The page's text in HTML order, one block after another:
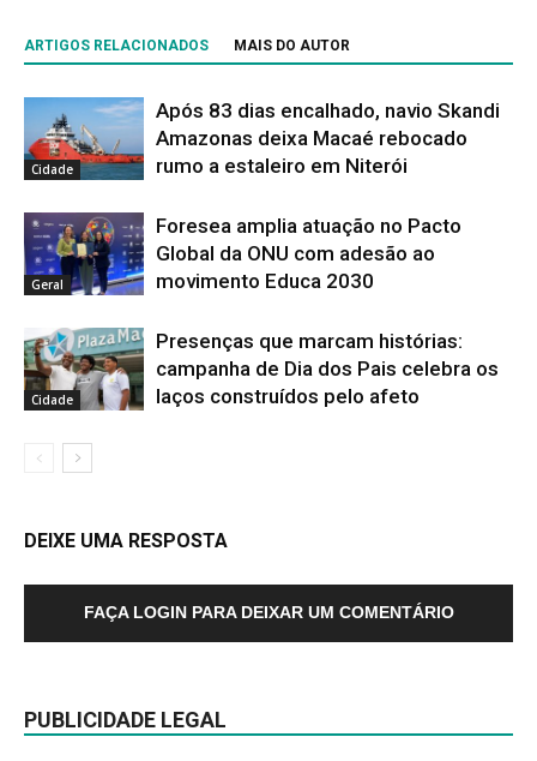
ARTIGOS RELACIONADOS MAIS DO AUTOR
Cidade
Após 83 dias encalhado, navio Skandi
Amazonas deixa Macaé rebocado
rumo a estaleiro em Niterói
Geral
Foresea amplia atuação no Pacto
Global da ONU com adesão ao
movimento Educa 2030
Cidade
Presenças que marcam histórias:
campanha de Dia dos Pais celebra os
laços construídos pelo afeto
DEIXE UMA RESPOSTA
FAÇA LOGIN PARA DEIXAR UM COMENTÁRIO
PUBLICIDADE LEGAL